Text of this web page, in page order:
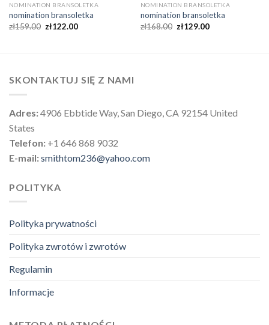
NOMINATION BRANSOLETKA
nomination bransoletka
zł159.00 zł122.00
NOMINATION BRANSOLETKA
nomination bransoletka
zł168.00 zł129.00
SKONTAKTUJ SIĘ Z NAMI
Adres:4906 Ebbtide Way, San Diego, CA 92154 United
States
Telefon: +1 646 868 9032
E-mail:smithtom236@yahoo.com
POLITYKA
Polityka prywatności
Polityka zwrotów i zwrotów
Regulamin
Informacje